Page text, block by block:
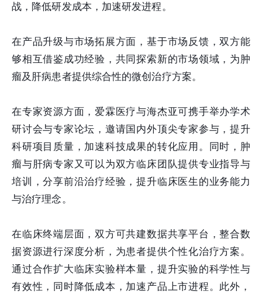
战，降低研发成本，加速研发进程。
在产品升级与市场拓展方面，基于市场反馈，双方能
够相互借鉴成功经验，共同探索新的市场领域，为肿
瘤及肝病患者提供综合性的微创治疗方案。
在专家资源方面，爱霖医疗与海杰亚可携手举办学术
研讨会与专家论坛，邀请国内外顶尖专家参与，提升
科研项目质量，加速科技成果的转化应用。同时，肿
瘤与肝病专家又可以为双方临床团队提供专业指导与
培训，分享前沿治疗经验，提升临床医生的业务能力
与治疗理念。
在临床终端层面，双方可共建数据共享平台，整合数
据资源进行深度分析，为患者提供个性化治疗方案。
通过合作扩大临床实验样本量，提升实验的科学性与
有效性，同时降低成本，加速产品上市进程。此外，